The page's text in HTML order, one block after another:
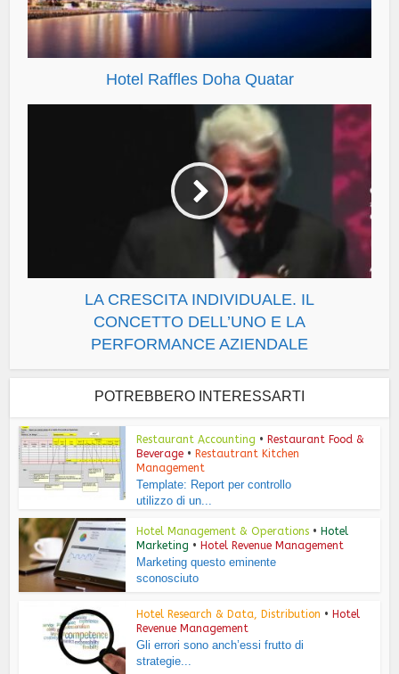
Hotel Raffles Doha Quatar
LA CRESCITA INDIVIDUALE. IL
CONCETTO DELL’UNO E LA
PERFORMANCE AZIENDALE
POTREBBERO INTERESSARTI
Restaurant Accounting • Restaurant Food &
Beverage • Restautrant Kitchen
Management
Template: Report per controllo
utilizzo di un...
Hotel Management & Operations • Hotel
Marketing • Hotel Revenue Management
Marketing questo eminente
sconosciuto
Hotel Research & Data, Distribution • Hotel
Revenue Management
Gli errori sono anch’essi frutto di
strategie...